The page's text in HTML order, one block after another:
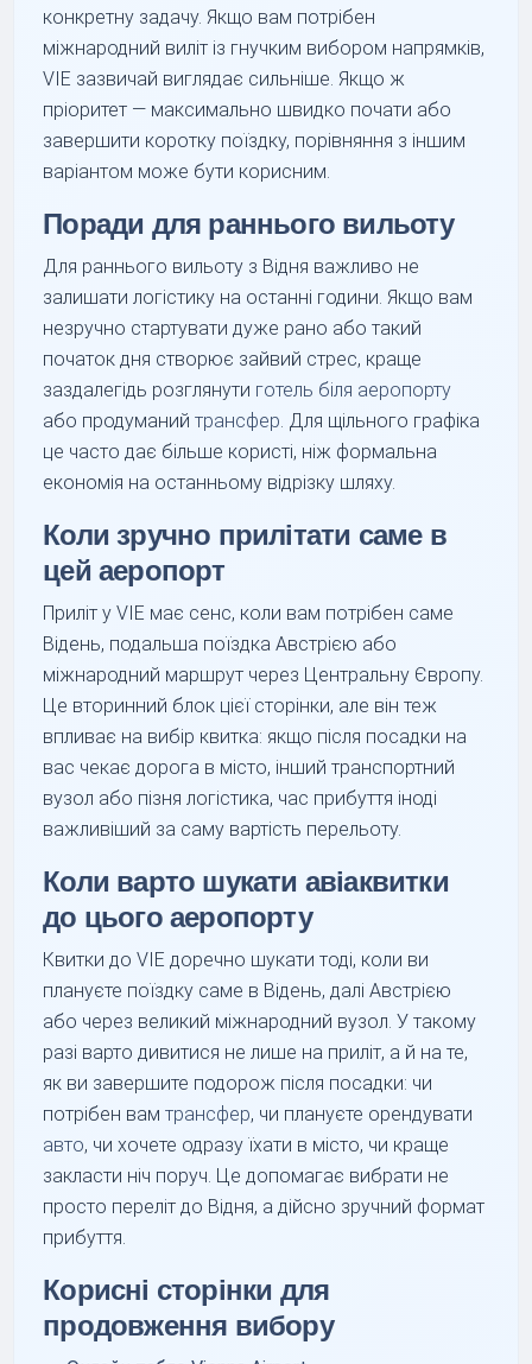
конкретну задачу. Якщо вам потрібен
міжнародний виліт із гнучким вибором напрямків,
VIE зазвичай виглядає сильніше. Якщо ж
пріоритет — максимально швидко почати або
завершити коротку поїздку, порівняння з іншим
варіантом може бути корисним.
Поради для раннього вильоту
Для раннього вильоту з Відня важливо не
залишати логістику на останні години. Якщо вам
незручно стартувати дуже рано або такий
початок дня створює зайвий стрес, краще
заздалегідь розглянути готель біля аеропорту
або продуманийтрансфер . Для щільного графіка
це часто дає більше користі, ніж формальна
економія на останньому відрізку шляху.
Коли зручно прилітати саме в
цей аеропорт
Приліт у VIE має сенс, коли вам потрібен саме
Відень, подальша поїздка Австрією або
міжнародний маршрут через Центральну Європу.
Це вторинний блок цієї сторінки, але він теж
впливає на вибір квитка: якщо після посадки на
вас чекає дорога в місто, інший транспортний
вузол або пізня логістика, час прибуття іноді
важливіший за саму вартість перельоту.
Коли варто шукати авіаквитки
до цього аеропорту
Квитки до VIE доречно шукати тоді, коли ви
плануєте поїздку саме в Відень, далі Австрією
або через великий міжнародний вузол. У такому
разі варто дивитися не лише на приліт, а й на те,
як ви завершите подорож після посадки: чи
потрібен вамтрансфер, чи плануєте орендувати
авто, чи хочете одразу їхати в місто, чи краще
закласти ніч поруч. Це допомагає вибрати не
просто переліт до Відня, а дійсно зручний формат
прибуття.
Корисні сторінки для
продовження вибору